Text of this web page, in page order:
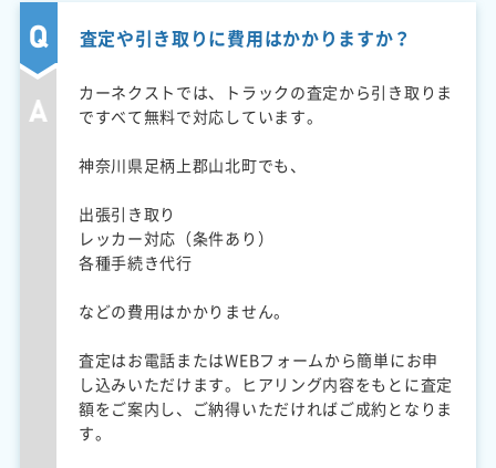
査定や引き取りに費用はかかりますか？
カーネクストでは、トラックの査定から引き取りま
ですべて無料で対応しています。
神奈川県足柄上郡山北町でも、
出張引き取り
レッカー対応（条件あり）
各種手続き代行
などの費用はかかりません。
査定はお電話またはWEBフォームから簡単にお申
し込みいただけます。ヒアリング内容をもとに査定
額をご案内し、ご納得いただければご成約となりま
す。